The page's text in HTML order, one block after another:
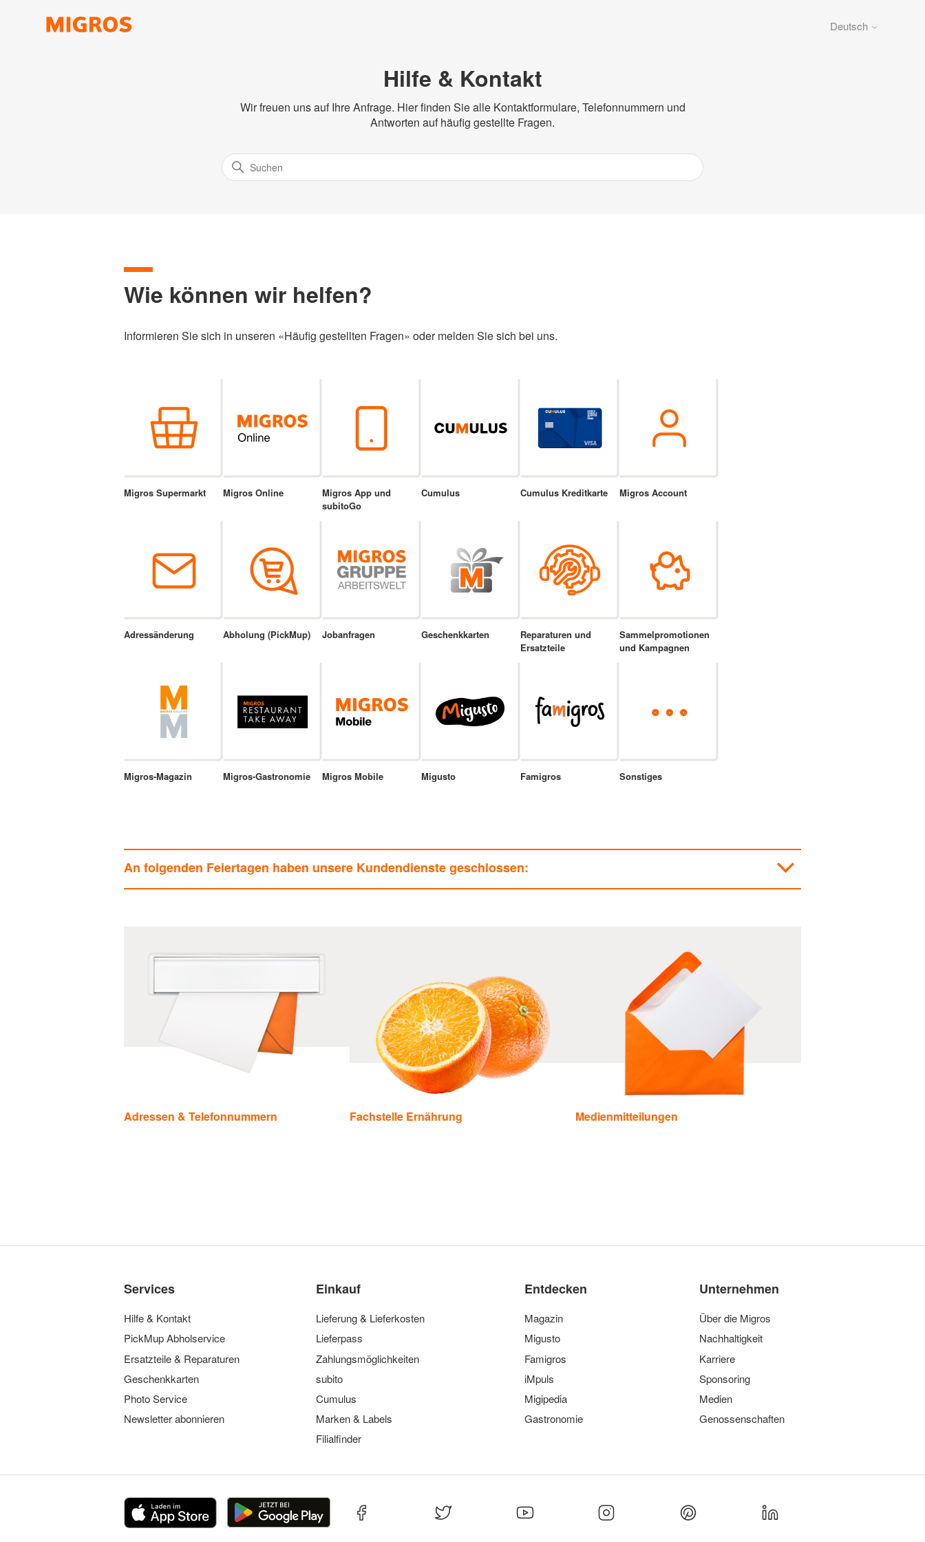
Deutsch
Hilfe & Kontakt
Wir freuen uns auf Ihre Anfrage. Hier finden Sie alle Kontaktformulare, Telefonnummern und
Antworten auf häufig gestellte Fragen.
Wie können wir helfen?
Informieren Sie sich in unseren «Häufig gestellten Fragen» oder melden Sie sich bei uns.
Migros Supermarkt Migros Online
Migros App und
subitoGo
Cumulus Cumulus Kreditkarte Migros Account
Adressänderung Abholung (PickMup) Jobanfragen Geschenkkarten
Reparaturen und
Ersatzteile
Sammelpromotionen
und Kampagnen
Migros-Magazin Migros-Gastronomie Migros Mobile Migusto Famigros Sonstiges
An folgenden Feiertagen haben unsere Kundendienste geschlossen:
Adressen & Telefonnummern Fachstelle Ernährung Medienmitteilungen
Services
Hilfe & Kontakt
PickMup Abholservice
Ersatzteile & Reparaturen
Geschenkkarten
Photo Service
Newsletter abonnieren
Einkauf
Lieferung & Lieferkosten
Lieferpass
Zahlungsmöglichkeiten
subito
Cumulus
Marken & Labels
Filialfinder
Entdecken
Magazin
Migusto
Famigros
iMpuls
Migipedia
Gastronomie
Unternehmen
Über die Migros
Nachhaltigkeit
Karriere
Sponsoring
Medien
Genossenschaften